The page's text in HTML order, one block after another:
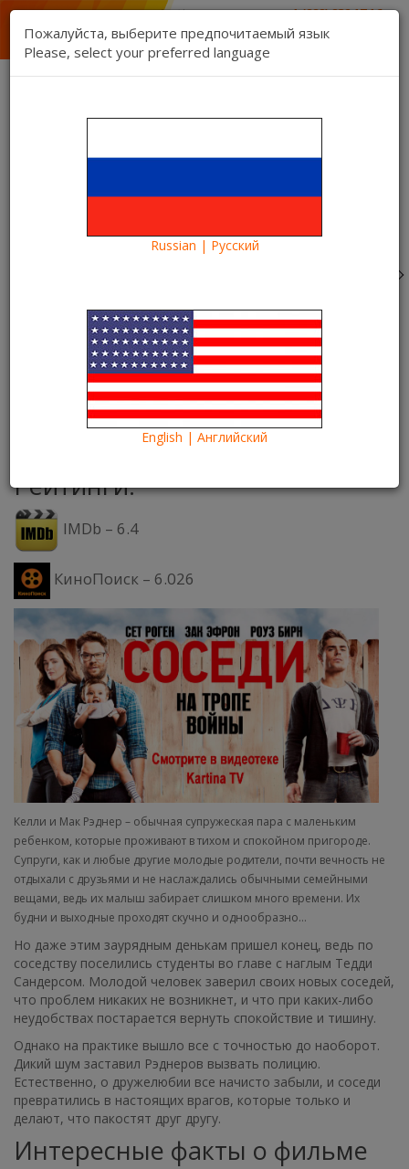
1 (888) 832 17 16
1 (888) 827 06 06
техническая поддержка
Связь Регистрация Вход
Kartina TV Brooklyn
Категории
Что посмотреть?
Смотри комедию «Соседи: На
тропе войны» в видеотеке
Kartina TV
Kartina TV Brooklyn
Рейтинги:
IMDb – 6.4
КиноПоиск – 6.026
Келли и Мак Рэднер – обычная супружеская пара с маленьким
ребенком, которые проживают в тихом и спокойном пригороде.
Супруги, как и любые другие молодые родители, почти вечность не
отдыхали с друзьями и не наслаждались обычными семейными
вещами, ведь их малыш забирает слишком много времени. Их
будни и выходные проходят скучно и однообразно…
Но даже этим заурядным денькам пришел конец, ведь по
соседству поселились студенты во главе с наглым Тедди
Сандерсом. Молодой человек заверил своих новых соседей,
что проблем никаких не возникнет, и что при каких-либо
неудобствах постарается вернуть спокойствие и тишину.
Однако на практике вышло все с точностью до наоборот.
Дикий шум заставил Рэднеров вызвать полицию.
Естественно, о дружелюбии все начисто забыли, и соседи
превратились в настоящих врагов, которые только и
делают, что пакостят друг другу.
Интересные факты о фильме
Пожалуйста, выберите предпочитаемый язык
Please, select your preferred language
Russian | Русский
English | Английский